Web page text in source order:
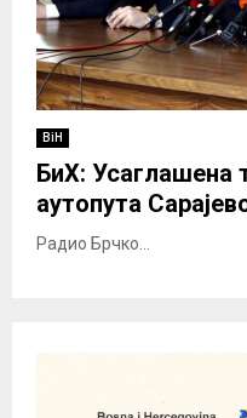
BiH
БиХ: Усаглашена
аутопута
Радио Брчко...